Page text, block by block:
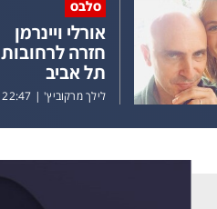
סלבס
אורלי ויינרמן
חזרה לרחובות
תל אביב
לילך מרקוביץ'|
22:47